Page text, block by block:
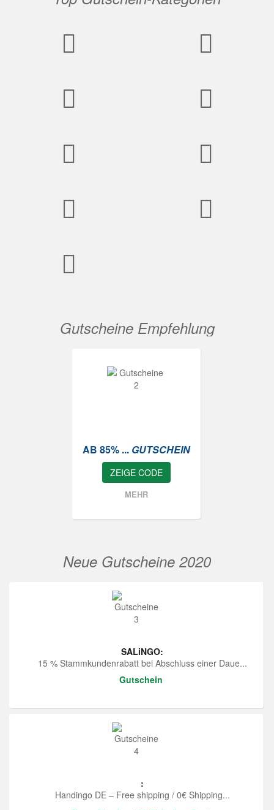
Gutscheine Empfehlung
AB 85% ... GUTSCHEIN
ZEIGE CODE
MEHR
Neue Gutscheine 2020
SALiNGO:
15 % Stammkundenrabatt bei Abschluss einer Daue...
Gutschein
:
Handingo DE – Free shipping / 0€ Shipping...